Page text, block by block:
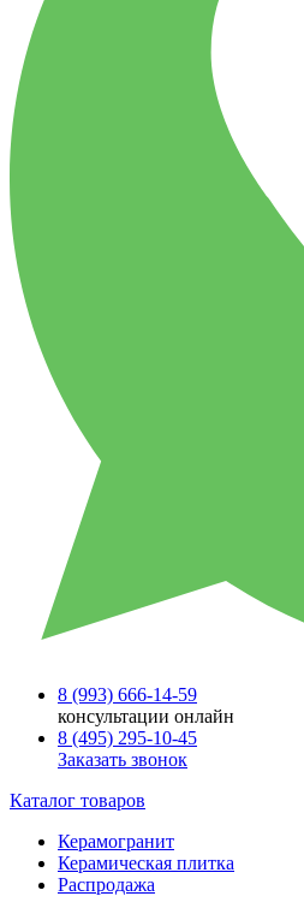
8 (993) 666-14-59
консультации онлайн
8 (495) 295-10-45
Заказать звонок
Каталог товаров
Керамогранит
Керамическая плитка
Распродажа